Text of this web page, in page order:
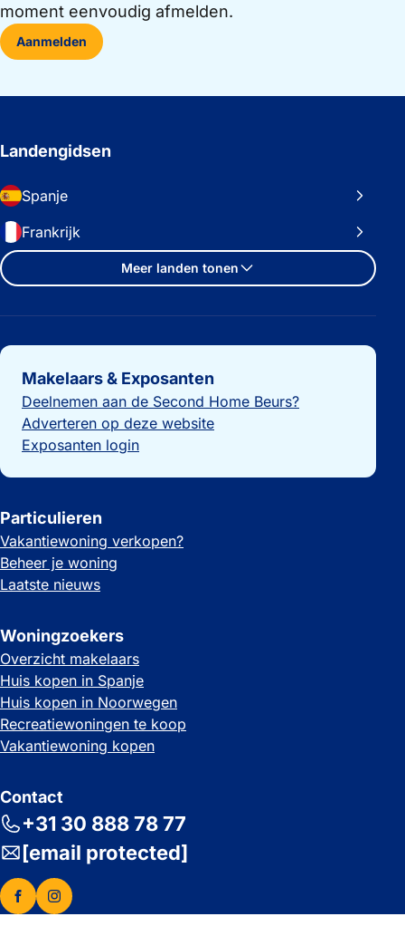
moment eenvoudig afmelden.
Aanmelden
Landengidsen
Spanje
Frankrijk
Meer landen tonen
Belangrijke links
Makelaars & Exposanten
Deelnemen aan de Second Home Beurs?
Adverteren op deze website
Exposanten login
Particulieren
Vakantiewoning verkopen?
Beheer je woning
Laatste nieuws
Woningzoekers
Overzicht makelaars
Huis kopen in Spanje
Huis kopen in Noorwegen
Recreatiewoningen te koop
Vakantiewoning kopen
Contact
+31 30 888 78 77
[email protected]